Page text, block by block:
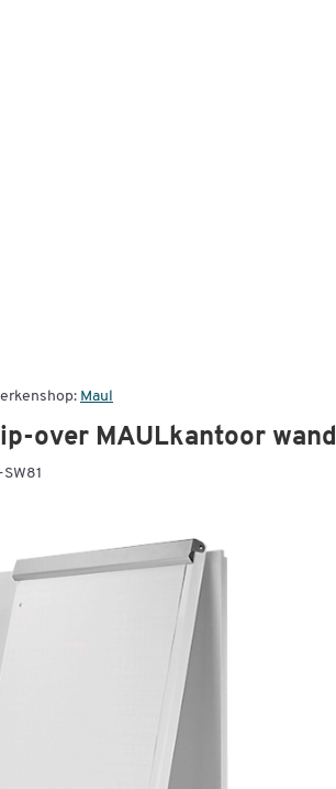
Maul
over MAULkantoor wand